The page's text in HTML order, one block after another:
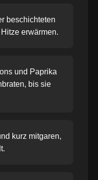
beschichteten
erwärmen.
und Paprika
bis sie
kurz mitgaren,